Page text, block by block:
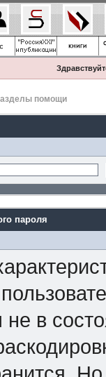
помощи
пароля
не в